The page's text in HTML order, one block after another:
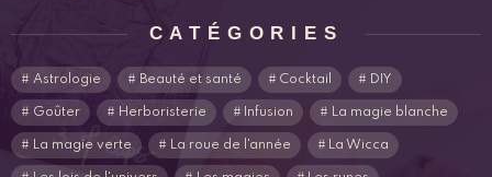
CATÉGORIES
Astrologie Beauté et santé Cocktail DIY
Goûter Herboristerie Infusion La magie blanche
La magie verte La roue de l'année La Wicca